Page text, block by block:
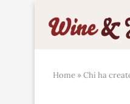
Home »Chi ha